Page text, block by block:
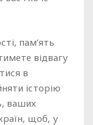
пам’ять
відвагу
в
історію
ваших
щоб, у